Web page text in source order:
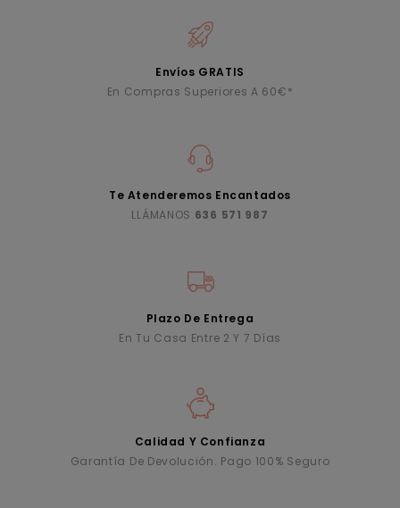
Envíos GRATIS
En Compras Superiores A 60€*
Te Atenderemos Encantados
LLÁMANOS 636 571 987
Plazo De Entrega
En Tu Casa Entre 2 Y 7 Días
Calidad Y Confianza
Garantía De Devolución. Pago 100% Seguro